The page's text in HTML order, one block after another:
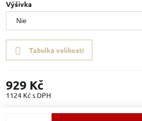
Výšivka
Tabulka velikostí
929 Kč
1124 Kč s DPH